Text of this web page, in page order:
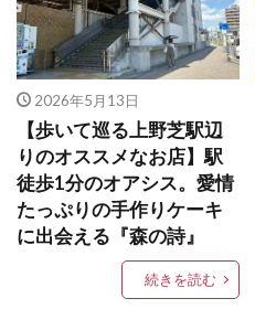
2026年5月13日
【歩いて巡る上野芝駅辺
りのオススメなお店】駅
徒歩1分のオアシス。愛情
たっぷりの手作りケーキ
に出会える『森の詩』
続きを読む